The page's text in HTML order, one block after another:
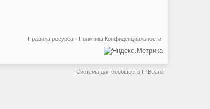
Политика Конфиденциальности
Правила ресурса ·
Система для сообществ IP.Board